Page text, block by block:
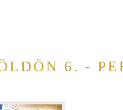
6. -